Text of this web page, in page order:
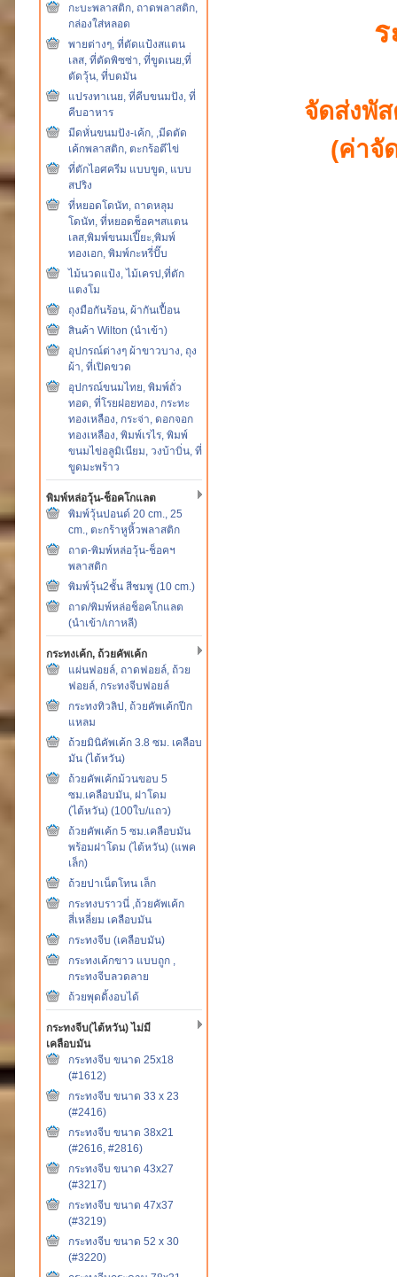
กะบะพลาสติก, ถาดพลาสติก,
กล่องใส่หลอด
พายต่างๆ, ที่ตัดแป้งสแตน
เลส, ที่ตัดพิซซ่า, ที่ขูดเนย,ที่
ตัดวุ้น, ที่บดมัน
แปรงทาเนย, ที่คีบขนมปัง, ที่
คีบอาหาร
มีดหั่นขนมปัง-เค้ก, ,มีดตัด
เค้กพลาสติก, ตะกร้อตีไข่
ที่ตักไอศครีม แบบขูด, แบบ
สปริง
ที่หยอดโดนัท, ถาดหลุม
โดนัท, ที่หยอดช็อคฯสแตน
เลส,พิมพ์ขนมเปี๊ยะ,พิมพ์
ทองเอก, พิมพ์กะหรี่ปั๊บ
ไม้นวดแป้ง, ไม้เครป,ที่ตัก
แตงโม
ถุงมือกันร้อน, ผ้ากันเปื้อน
สินค้า Wilton (นำเข้า)
อุปกรณ์ต่างๆ ผ้าขาวบาง, ถุง
ผ้า, ที่เปิดขวด
อุปกรณ์ขนมไทย, พิมพ์ถั่ว
ทอด, ที่โรยฝอยทอง, กระทะ
ทองเหลือง, กระจ่า, ดอกจอก
ทองเหลือง, พิมพ์เรไร, พิมพ์
ขนมไข่อลูมิเนียม, วงบ้าบิ่น, ที่
ขูดมะพร้าว
พิมพ์หล่อวุ้น-ช็อคโกแลต
พิมพ์วุ้นปอนด์ 20 cm., 25
cm., ตะกร้าหูหิ้วพลาสติก
ถาด-พิมพ์หล่อวุ้น-ช็อคฯ
พลาสติก
พิมพ์วุ้น2ชั้น สีชมพู (10 cm.)
ถาด/พิมพ์หล่อช็อคโกแลต
(นำเข้า/เกาหลี)
กระทงเค้ก, ถ้วยคัพเค้ก
แผ่นฟอยล์, ถาดฟอยล์, ถ้วย
ฟอยล์, กระทงจีบฟอยล์
กระทงทิวลิป, ถ้วยคัพเค้กปีก
แหลม
ถ้วยมินิคัพเค้ก 3.8 ซม. เคลือบ
มัน (ไต้หวัน)
ถ้วยคัพเค้กม้วนขอบ 5
ซม.เคลือบมัน, ฝาโดม
(ไต้หวัน) (100ใบ/แถว)
ถ้วยคัพเค้ก 5 ซม.เคลือบมัน
พร้อมฝาโดม (ไต้หวัน) (แพค
เล็ก)
ถ้วยปาเน็ตโทน เล็ก
กระทงบราวนี่ ,ถ้วยคัพเค้ก
สี่เหลี่ยม เคลือบมัน
กระทงจีบ (เคลือบมัน)
กระทงเค้กขาว แบบถูก ,
กระทงจีบลวดลาย
ถ้วยพุดดิ้งอบได้
กระทงจีบ(ไต้หวัน) ไม่มี
เคลือบมัน
กระทงจีบ ขนาด 25x18
(#1612)
กระทงจีบ ขนาด 33 x 23
(#2416)
กระทงจีบ ขนาด 38x21
(#2616, #2816)
กระทงจีบ ขนาด 43x27
(#3217)
กระทงจีบ ขนาด 47x37
(#3219)
กระทงจีบ ขนาด 52 x 30
(#3220)
จัดส่งพั
(ค่าจั